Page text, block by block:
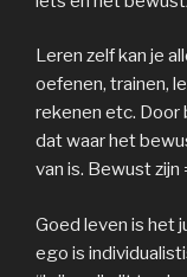
Leren zelf kan je
oefenen, trainen,
rekenen etc.
dat waar het
van is. Bewust zijn
Goed leven is het
ego is